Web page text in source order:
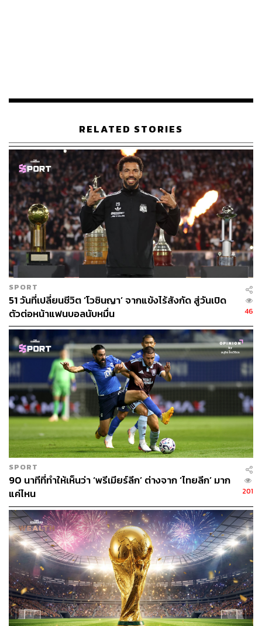
RELATED STORIES
SPORT
51 วันที่เปลี่ยนชีวิต ‘โวซินญา’ จากแข้งไร้สังกัด สู่วันเปิด
ตัวต่อหน้าแฟนบอลนับหมื่น
46
SPORT
90 นาทีที่ทำให้เห็นว่า ‘พรีเมียร์ลีก’ ต่างจาก ‘ไทยลีก’ มาก
แค่ไหน
201